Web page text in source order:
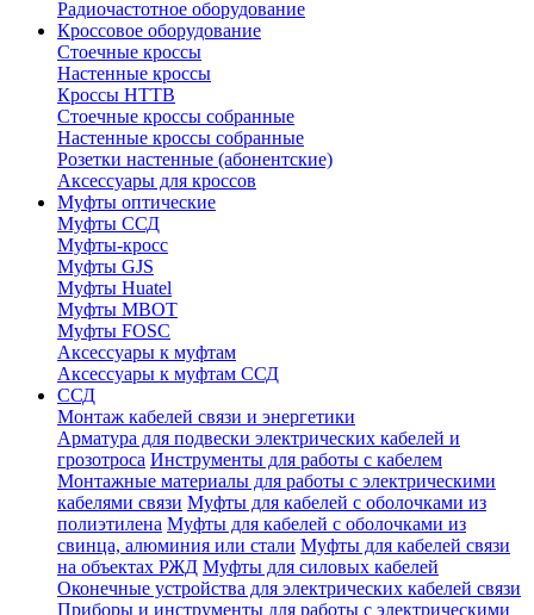
Радиочастотное оборудование
Кроссовое оборудование
Стоечные кроссы
Настенные кроссы
Кроссы HTTB
Стоечные кроссы собранные
Настенные кроссы собранные
Розетки настенные (абонентские)
Аксессуары для кроссов
Муфты оптические
Муфты ССД
Муфты-кросс
Муфты GJS
Муфты Huatel
Муфты МВОТ
Муфты FOSC
Аксессуары к муфтам
Аксессуары к муфтам ССД
ССД
Монтаж кабелей связи и энергетики
Арматура для подвески электрических кабелей и
грозотроса Инструменты для работы с кабелем
Монтажные материалы для работы с электрическими
кабелями связи Муфты для кабелей с оболочками из
полиэтилена Муфты для кабелей с оболочками из
свинца, алюминия или стали Муфты для кабелей связи
на объектах РЖД Муфты для силовых кабелей
Оконечные устройства для электрических кабелей связи
Приборы и инструменты для работы с электрическими